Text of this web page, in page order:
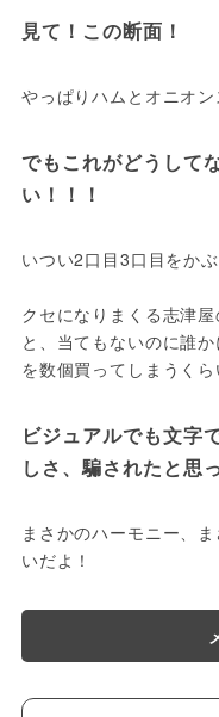
でもこれがどうして
いつい2口目3口目をか
クセになりまくる志津
と、当てもないのに誰
ビジュアルでも文字
まさかのハーモニー、